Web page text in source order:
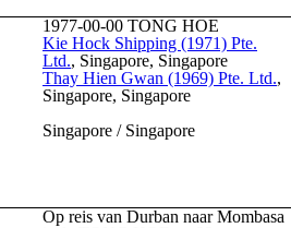
1977-00-00 TONG HOE
Kie Hock Shipping (1971) Pte.
Ltd., Singapore, Singapore
Thay Hien Gwan (1969) Pte. Ltd.,
Singapore, Singapore
Singapore / Singapore
Op reis van Durban naar Mombasa